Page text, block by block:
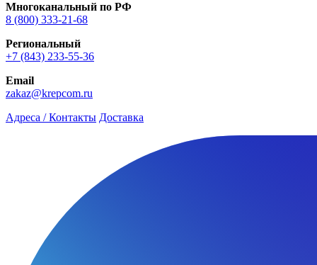
Многоканальный по РФ
8 (800) 333‑21-68
Региональный
+7 (843) 233-55-36
Email
zakaz@krepcom.ru
Адреса / Контакты Доставка